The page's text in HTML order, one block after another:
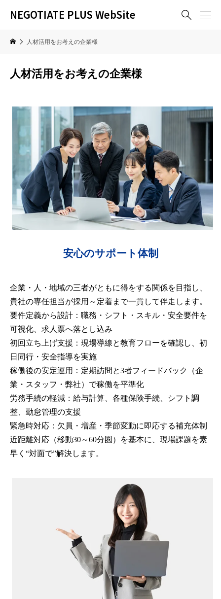
NEGOTIATE PLUS WebSite 
人材活用をお考えの企業様
人材活用をお考えの企業様
安心のサポート体制
企業・人・地域の三者がともに得をする関係を目指し、
貴社の専任担当が採用～定着まで一貫して伴走します。
要件定義から設計：職務・シフト・スキル・安全要件を
可視化、求人票へ落とし込み
初回立ち上げ支援：現場導線と教育フローを確認し、初
日同行・安全指導を実施
稼働後の安定運用：定期訪問と3者フィードバック（企
業・スタッフ・弊社）で稼働を平準化
労務手続の軽減：給与計算、各種保険手続、シフト調
整、勤怠管理の支援
緊急時対応：欠員・増産・季節変動に即応する補充体制
近距離対応（移動30～60分圏）を基本に、現場課題を素
早く“対面で”解決します。